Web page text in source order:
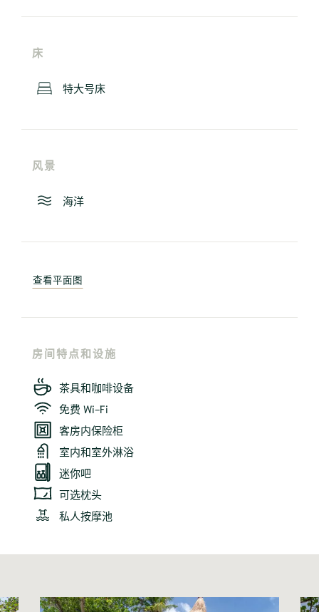
床
特大号床
风景
海洋
查看平面图
房间特点和设施
茶具和咖啡设备
免费 Wi-Fi
客房内保险柜
室内和室外淋浴
迷你吧
可选枕头
私人按摩池